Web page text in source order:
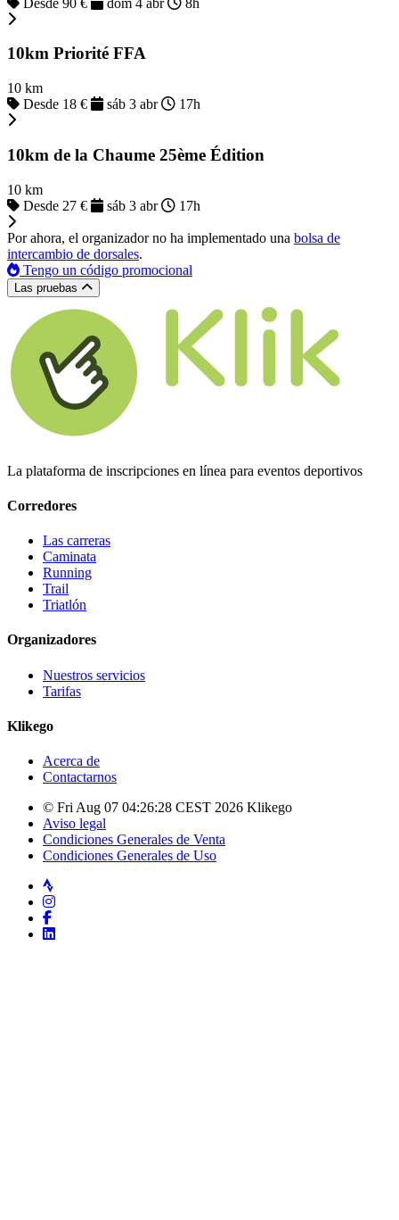
10km Priorité FFA
10 km
Desde 18 €
sáb 3 abr 17h
10km de la Chaume 25ème Édition
10 km
Desde 27 €
sáb 3 abr 17h
Por ahora, el organizador no ha implementado una bolsa de
intercambio de dorsales.
Tengo un código promocional
Las pruebas
La plataforma de inscripciones en línea para eventos deportivos
Corredores
Las carreras
Caminata
Running
Trail
Triatlón
Organizadores
Nuestros servicios
Tarifas
Klikego
Acerca de
Contactarnos
© Fri Aug 07 04:26:28 CEST 2026 Klikego
Aviso legal
Condiciones Generales de Venta
Condiciones Generales de Uso
Strava
Instagram
Facebook
LinkedIn